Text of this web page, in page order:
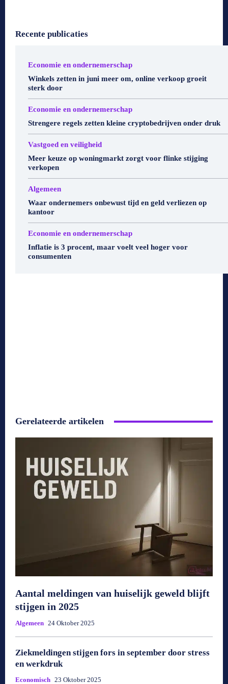
Recente publicaties
Economie en ondernemerschap
Winkels zetten in juni meer om, online verkoop groeit
sterk door
Economie en ondernemerschap
Strengere regels zetten kleine cryptobedrijven onder druk
Vastgoed en veiligheid
Meer keuze op woningmarkt zorgt voor flinke stijging
verkopen
Algemeen
Waar ondernemers onbewust tijd en geld verliezen op
kantoor
Economie en ondernemerschap
Inflatie is 3 procent, maar voelt veel hoger voor
consumenten
Gerelateerde artikelen
Aantal meldingen van huiselijk geweld blijft
stijgen in 2025
Algemeen 24 Oktober 2025
Ziekmeldingen stijgen fors in september door stress
en werkdruk
Economisch 23 Oktober 2025